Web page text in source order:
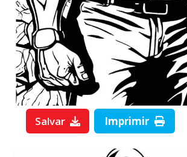
Salvar Imprimir